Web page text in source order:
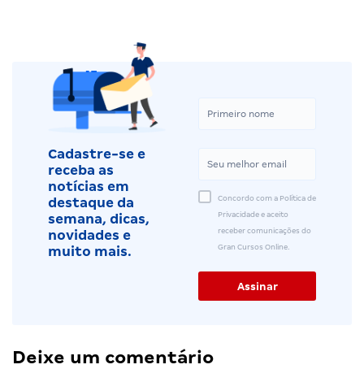
Cadastre-se e
receba as
notícias em
destaque da
semana, dicas,
novidades e
muito mais.
Concordo com a Política de
Privacidade e aceito
receber comunicações do
Gran Cursos Online.
Deixe um comentário